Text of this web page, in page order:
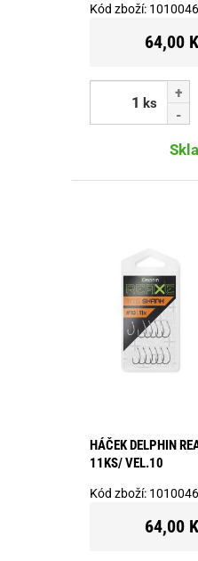
Kód zboží:
64,00
ks
HÁČEK DELPHIN
11KS/ VEL.10
Kód zboží:
64,00